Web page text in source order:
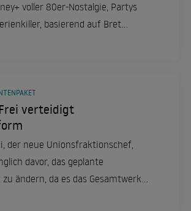
voller 80er-Nostalgie, Partys
basierend auf Bret
verteidigt
der neue Unionsfraktionschef,
davor, das geplante
ändern, da es das Gesamtwerk
könnte. Die